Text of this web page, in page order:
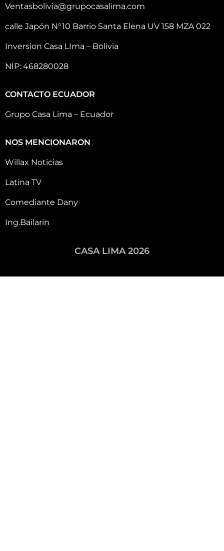
Ventasbolivia@grupocasalima.com
calle Japón N°10 Barrio Santa Elena UV 158 MZA 022
Inversion Casa LIma – Bolivia
NIP: 468280028
CONTACTO ECUADOR
Grupo Casa Lima – Ecuador
NOS MENCIONARON
Willax Noticias
Latina TV
Comediante Dany
Ing.Bailarin
CASA LIMA 2026